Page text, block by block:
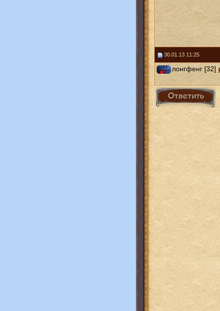
30.01.13 11:25
лонгфенг [32]